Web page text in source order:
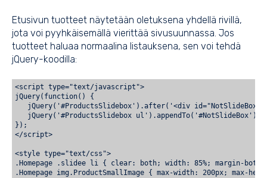
Etusivun tuotteet näytetään oletuksena yhdellä rivillä,
jota voi pyyhkäisemällä vierittää sivusuunnassa. Jos
tuotteet haluaa normaalina listauksena, sen voi tehdä
jQuery-koodilla:
<script type="text/javascript">
jQuery(function() {
jQuery('#ProductsSlidebox').after('<div
   jQuery('#ProductsSlidebox ul').appendTo('#NotSlideBox');
});
</script>
<style type="text/css">
.Homepage .slidee li { clear: both; width: 85%; margin-
.Homepage img.ProductSmallImage { max-width: 200px; max-